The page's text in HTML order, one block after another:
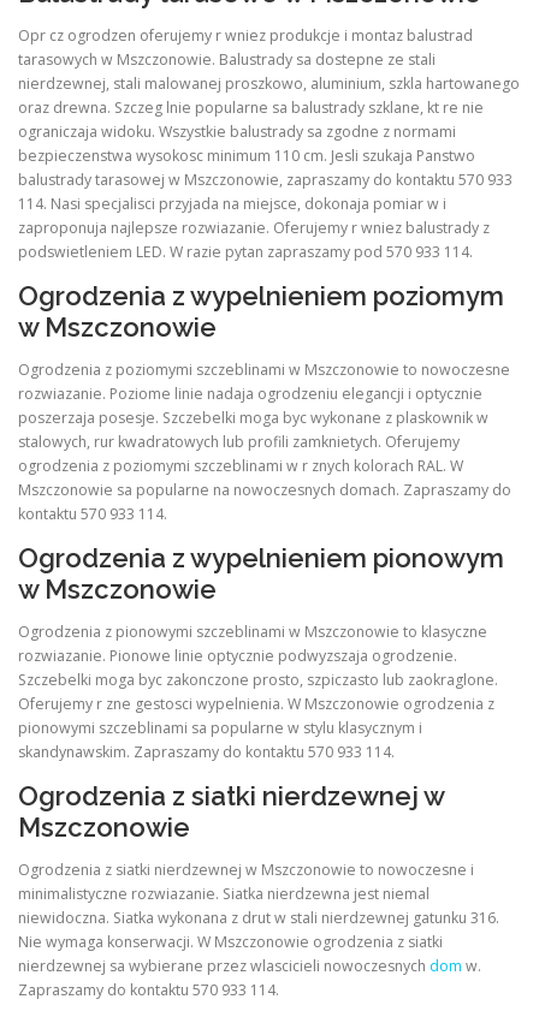
Opr cz ogrodzen oferujemy r wniez produkcje i montaz balustrad
tarasowych w Mszczonowie. Balustrady sa dostepne ze stali
nierdzewnej, stali malowanej proszkowo, aluminium, szkla hartowanego
oraz drewna. Szczeg lnie popularne sa balustrady szklane, kt re nie
ograniczaja widoku. Wszystkie balustrady sa zgodne z normami
bezpieczenstwa wysokosc minimum 110 cm. Jesli szukaja Panstwo
balustrady tarasowej w Mszczonowie, zapraszamy do kontaktu 570 933
114. Nasi specjalisci przyjada na miejsce, dokonaja pomiar w i
zaproponuja najlepsze rozwiazanie. Oferujemy r wniez balustrady z
podswietleniem LED. W razie pytan zapraszamy pod 570 933 114.
Ogrodzenia z wypelnieniem poziomym
w Mszczonowie
Ogrodzenia z poziomymi szczeblinami w Mszczonowie to nowoczesne
rozwiazanie. Poziome linie nadaja ogrodzeniu elegancji i optycznie
poszerzaja posesje. Szczebelki moga byc wykonane z plaskownik w
stalowych, rur kwadratowych lub profili zamknietych. Oferujemy
ogrodzenia z poziomymi szczeblinami w r znych kolorach RAL. W
Mszczonowie sa popularne na nowoczesnych domach. Zapraszamy do
kontaktu 570 933 114.
Ogrodzenia z wypelnieniem pionowym
w Mszczonowie
Ogrodzenia z pionowymi szczeblinami w Mszczonowie to klasyczne
rozwiazanie. Pionowe linie optycznie podwyzszaja ogrodzenie.
Szczebelki moga byc zakonczone prosto, szpiczasto lub zaokraglone.
Oferujemy r zne gestosci wypelnienia. W Mszczonowie ogrodzenia z
pionowymi szczeblinami sa popularne w stylu klasycznym i
skandynawskim. Zapraszamy do kontaktu 570 933 114.
Ogrodzenia z siatki nierdzewnej w
Mszczonowie
Ogrodzenia z siatki nierdzewnej w Mszczonowie to nowoczesne i
minimalistyczne rozwiazanie. Siatka nierdzewna jest niemal
niewidoczna. Siatka wykonana z drut w stali nierdzewnej gatunku 316.
Nie wymaga konserwacji. W Mszczonowie ogrodzenia z siatki
nierdzewnej sa wybierane przez wlascicieli nowoczesnych dom w.
Zapraszamy do kontaktu 570 933 114.